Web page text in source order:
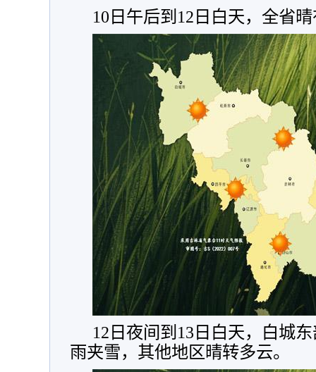
10日午后到12日白天，全省
12日夜间到13日白天，白城
雨夹雪，其他地区晴转多云。